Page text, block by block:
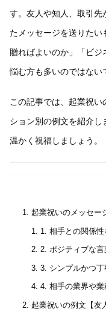
す。友人や知人、取引先
たメッセージを送りた
贈ればよいのか」「ビジ
悩む方も多いのではない
この記事では、起業祝
ション別の例文を紹介
温かく祝福しましょう。
起業祝いのメッセー
1. 相手との関係性
2. ポジティブな言
3. シンプルかつ丁
4. 相手の業界や
起業祝いの例文【友